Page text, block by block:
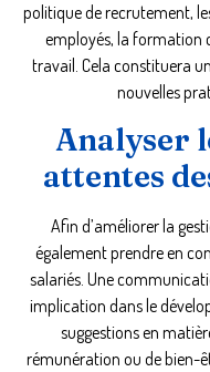
politique de recrutement,
employés, la formation
travail. Cela constituera
nouvelles
Analyser
attentes
Afin d’améliorer la
également prendre en
salariés. Une
implication dans le
suggestions en
rémunération ou de bien-